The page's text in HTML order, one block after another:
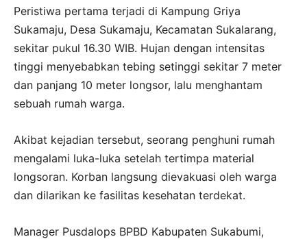
Peristiwa pertama terjadi di Kampung Griya
Sukamaju, Desa Sukamaju, Kecamatan Sukalarang,
sekitar pukul 16.30 WIB. Hujan dengan intensitas
tinggi menyebabkan tebing setinggi sekitar 7 meter
dan panjang 10 meter longsor, lalu menghantam
sebuah rumah warga.
Akibat kejadian tersebut, seorang penghuni rumah
mengalami luka-luka setelah tertimpa material
longsoran. Korban langsung dievakuasi oleh warga
dan dilarikan ke fasilitas kesehatan terdekat.
Manager Pusdalops BPBD Kabupaten Sukabumi,